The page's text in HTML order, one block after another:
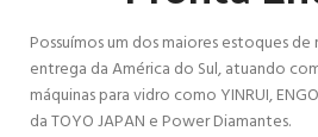
Possuímos um dos maiores estoques de
entrega da América do Sul, atuando
máquinas para vidro como YINRUI,
da TOYO JAPAN e Power Diamantes.